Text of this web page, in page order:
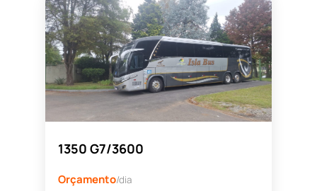
1350 G7/3600
Orçamento/dia